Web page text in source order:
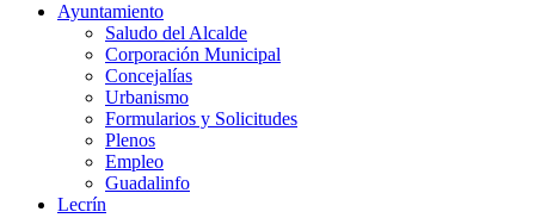
Ayuntamiento
Saludo del Alcalde
Corporación Municipal
Concejalías
Urbanismo
Formularios y Solicitudes
Plenos
Empleo
Guadalinfo
Lecrín